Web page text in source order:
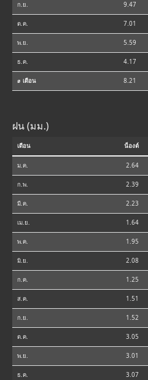
ก.ย. 9.47
ต.ค. 7.01
พ.ย. 5.59
ธ.ค. 4.17
⌀ เดือน 8.21
ฝน (มม.)
เดือน น็องต์
ม.ค. 2.64
ก.พ. 2.39
มี.ค. 2.23
เม.ย. 1.64
พ.ค. 1.95
มิ.ย. 2.08
ก.ค. 1.25
ส.ค. 1.51
ก.ย. 1.52
ต.ค. 3.05
พ.ย. 3.01
ธ.ค. 3.07